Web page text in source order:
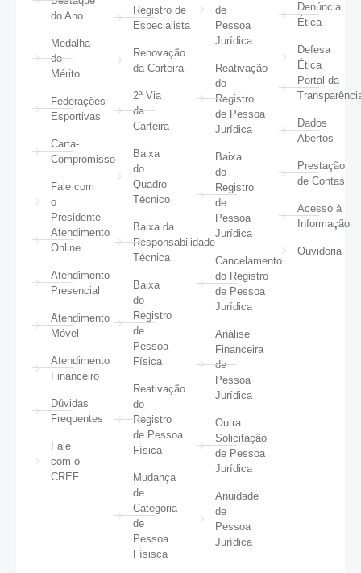
do Ano
Medalha
do
Mérito
Federações
Esportivas
Carta-
Compromisso
Fale com
o
Presidente
Atendimento
Online
Atendimento
Presencial
Atendimento
Móvel
Atendimento
Financeiro
Dúvidas
Frequentes
Fale
com o
CREF
Registro de
Especialista
Renovação
da Carteira
2ª Via
da
Carteira
Baixa
do
Quadro
Técnico
Baixa da
Responsabilidade
Técnica
Baixa
do
Registro
de
Pessoa
Física
Reativação
do
Registro
de Pessoa
Física
Mudança
de
Categoria
de
Pessoa
Físisca
de
Pessoa
Jurídica
Reativação
do
Registro
de Pessoa
Jurídica
Baixa
do
Registro
de
Pessoa
Jurídica
Cancelamento
do Registro
de Pessoa
Jurídica
Análise
Financeira
de
Pessoa
Jurídica
Outra
Solicitação
de Pessoa
Jurídica
Anuidade
de
Pessoa
Jurídica
Denúncia
Ética
Defesa
Ética
Portal da
Dados
Abertos
Prestação
de Contas
Acesso à
Informação
Ouvidoria